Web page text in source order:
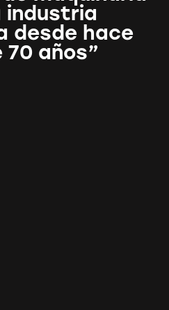
industria
desde hace
70 años”